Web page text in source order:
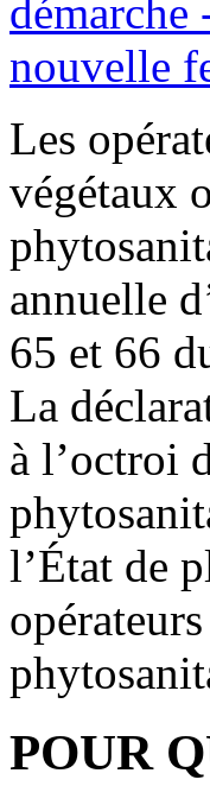
Les
végétaux
annuelle
65 et 66
La
à l’octroi
l’État de
POUR